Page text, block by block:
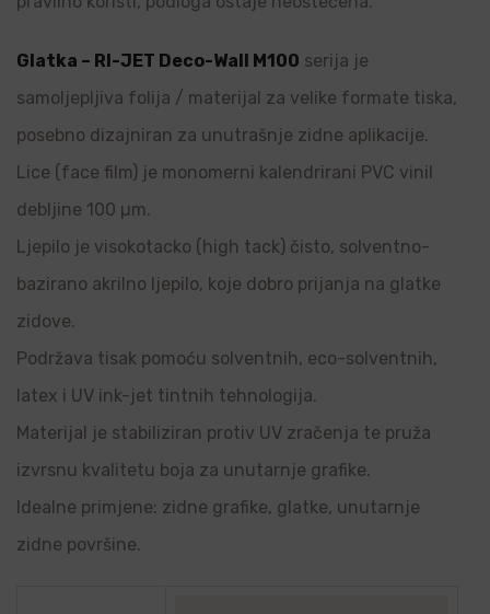
Glatka – RI-JET Deco-Wall M100 serija je
samoljepljiva folija / materijal za velike formate tiska,
posebno dizajniran za unutrašnje zidne aplikacije.
Lice (face film) je monomerni kalendrirani PVC vinil
debljine 100 µm.
Ljepilo je visokotacko (high tack) čisto, solventno-
bazirano akrilno ljepilo, koje dobro prijanja na glatke
zidove.
Podržava tisak pomoću solventnih, eco-solventnih,
latex i UV ink-jet tintnih tehnologija.
Materijal je stabiliziran protiv UV zračenja te pruža
izvrsnu kvalitetu boja za unutarnje grafike.
Idealne primjene: zidne grafike, glatke, unutarnje
zidne površine.